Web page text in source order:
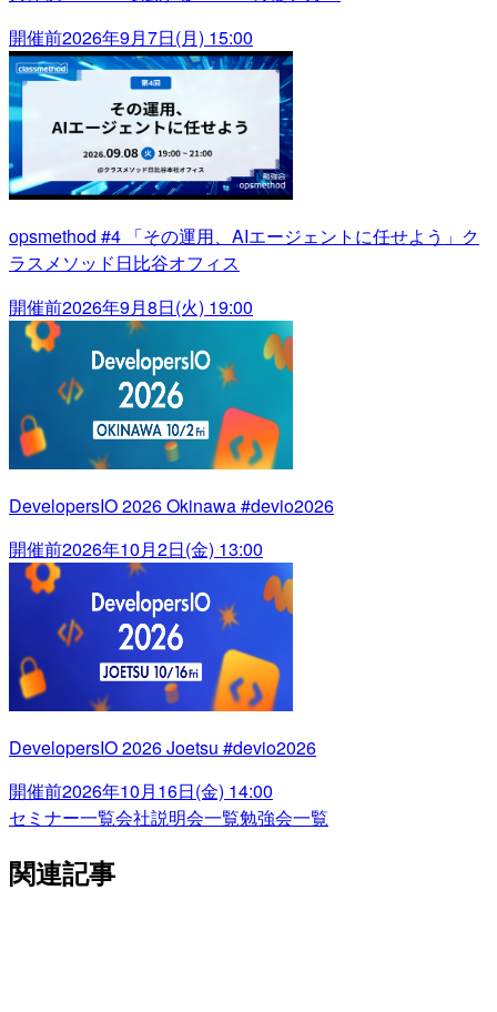
開催前2026年9月7日(月) 15:00
opsmethod #4 「その運用、AIエージェントに任せよう」ク
ラスメソッド日比谷オフィス
開催前2026年9月8日(火) 19:00
DevelopersIO 2026 Okinawa #devio2026
開催前2026年10月2日(金) 13:00
DevelopersIO 2026 Joetsu #devio2026
開催前2026年10月16日(金) 14:00
セミナー一覧会社説明会一覧勉強会一覧
関連記事